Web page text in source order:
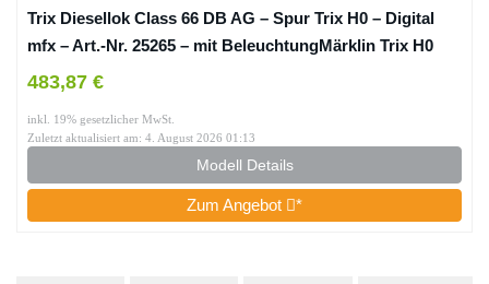
Trix Diesellok Class 66 DB AG – Spur Trix H0 – Digital
mfx – Art.-Nr. 25265 – mit BeleuchtungMärklin Trix H0
25265 Diesellokomotive Class 66 Epoche VI – Digital-
483,87 €
inkl. 19% gesetzlicher MwSt.
Zuletzt aktualisiert am: 4. August 2026 01:13
Modell Details
Zum Angebot *